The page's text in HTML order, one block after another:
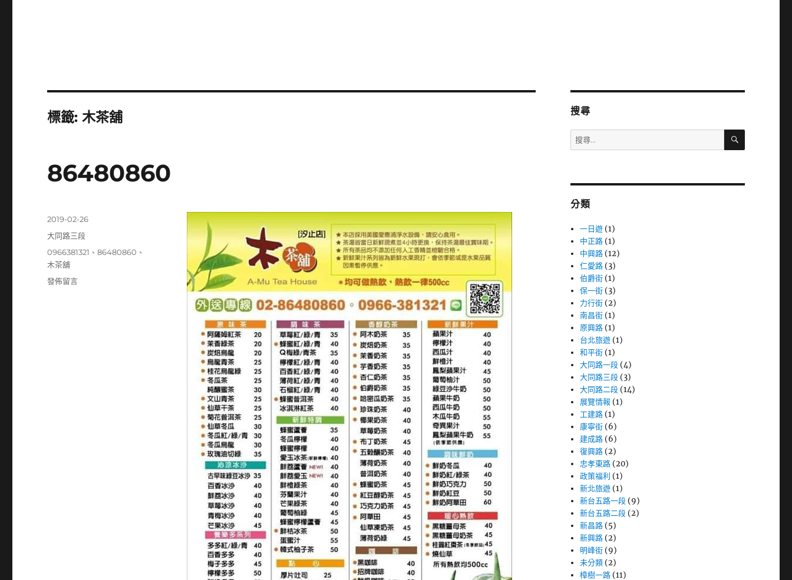
標籤:木茶舖
86480860
發
佈
期:
2019-02-26
分
大同路三段
標
籤
0966381321 、86480860 、
木茶舖
在
發佈留言
搜尋
搜
尋
字:
搜
分類
一日遊 (1)
中正路 (1)
中興路 (12)
仁愛路 (3)
伯爵街 (1)
保一街 (3)
力行街 (2)
南昌街 (1)
原興路 (1)
台北旅遊 (1)
和平街 (1)
大同路一段 (4)
大同路三段 (3)
大同路二段 (14)
展覽情報 (1)
工建路 (1)
康寧街 (6)
建成路 (6)
復興路 (2)
忠孝東路 (20)
政策福利 (1)
新北旅遊 (1)
新台五路一段 (9)
新台五路二段 (2)
新昌路 (5)
新興路 (2)
明峰街 (9)
未分類 (2)
樟樹一路 (11)